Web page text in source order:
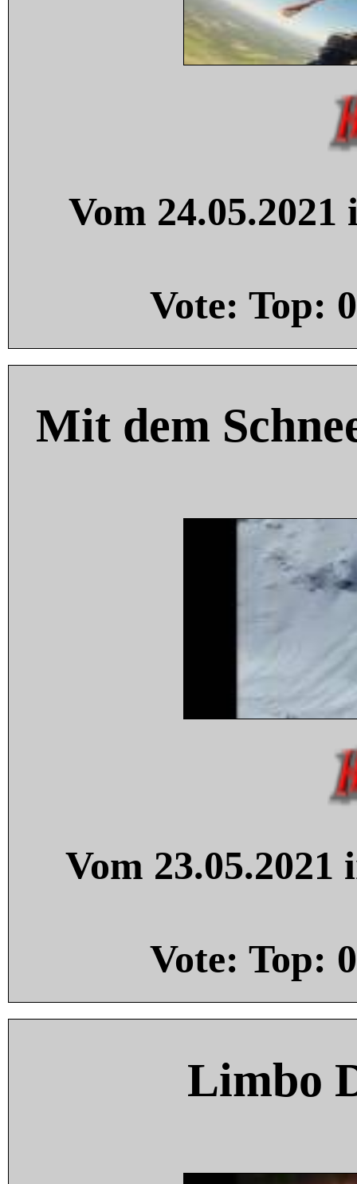
Vom
Vote: Top: 0
Mit dem
Vom
Vote: Top: 0
Limbo